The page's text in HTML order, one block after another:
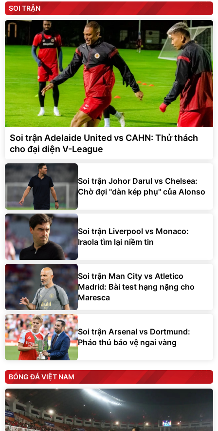
SOI TRẬN
Soi trận Adelaide United vs CAHN: Thử thách
cho đại diện V-League
Soi trận Johor Darul vs Chelsea:
Chờ đợi "dàn kép phụ" của Alonso
Soi trận Liverpool vs Monaco:
Iraola tìm lại niềm tin
Soi trận Man City vs Atletico
Madrid: Bài test hạng nặng cho
Maresca
Soi trận Arsenal vs Dortmund:
Pháo thủ bảo vệ ngai vàng
BÓNG ĐÁ VIỆT NAM